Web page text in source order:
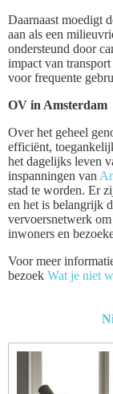
Daarnaast moedigt
aan als een
ondersteund door
impact van
voor frequente
OV in Amsterdam
Over het geheel
efficiënt,
het dagelijks leven
inspanningen van
stad te worden. Er
en het is belangrijk
vervoersnetwerk
inwoners en
Voor meer
bezoek Wat je niet